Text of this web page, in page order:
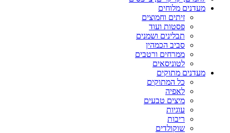
מעדנים מלוחים
זיתים וחמוצים
פסטות ועוד
תבלינים ושמנים
סביב הכמהין
ממרחים ורטבים
לטוניסאים
מעדנים מתוקים
כל המתוקים
לאפיה
מיצים טבעים
עוגיות
ריבות
שוקולדים